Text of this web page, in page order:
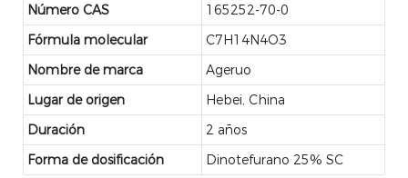
Número CAS
165252-70-0
Fórmula molecular
C7H14N4O3
Nombre de marca
Ageruo
Lugar de origen
Hebei, China
Duración
2 años
Forma de dosificación
Dinotefurano 25% SC